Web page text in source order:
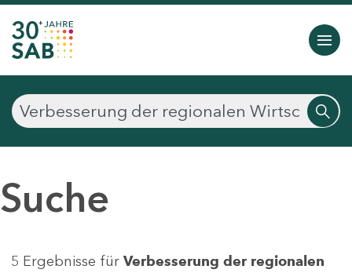
Suche
5 Ergebnisse für Verbesserung der regionalen